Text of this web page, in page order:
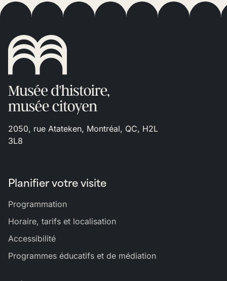
2050, rue Atateken, Montréal, QC, H2L
3L8
Planifier votre visite
Programmation
Horaire, tarifs et localisation
Accessibilité
Programmes éducatifs et de médiation